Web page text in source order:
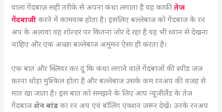
वाला गेंदबाज़ सही तरीके से अपना कंधा लगाता है वह काफीतेज
गेंदबाजी करने में कामयाब होता है। इसलिए बल्लेबाज को गेंदबाज के रन
अप के अलावा वह शोल्डर पर कितना जोर दे रहा है यह भी ध्यान से देखना
चाहिए और एक अच्छा बल्लेबाज अमूमन ऐसा ही करता है।
एक बात और क्लियर कर दूं कि कंधा लगाने वाले गेंदबाजों की स्पीड जज
करना थोड़ा मुश्किल होता है और बल्लेबाज उसके कम रनअप की वजह से
मात खा जाता है। इस बात को समझने के लिए आप न्यूजीलैंड के तेज
गेंदबाजशेन बांड का रन अप एवं बॉलिंग एक्शन जरूर देखें। उनके रनअप